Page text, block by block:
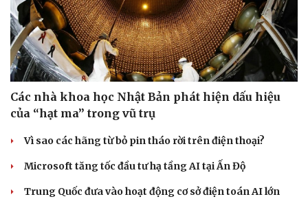
Vì cộng đồng
Chuyển đổi số
Các nhà khoa học Nhật Bản phát hiện dấu hiệu
của “hạt ma” trong vũ trụ
Vì sao các hãng từ bỏ pin tháo rời trên điện thoại?
Microsoft tăng tốc đầu tư hạ tầng AI tại Ấn Độ
Trung Quốc đưa vào hoạt động cơ sở điện toán AI lớn